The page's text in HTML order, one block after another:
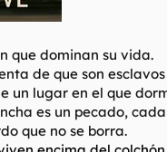
que dominan su vida.
de que son
un lugar en el que
es un pecado,
que no se borra.